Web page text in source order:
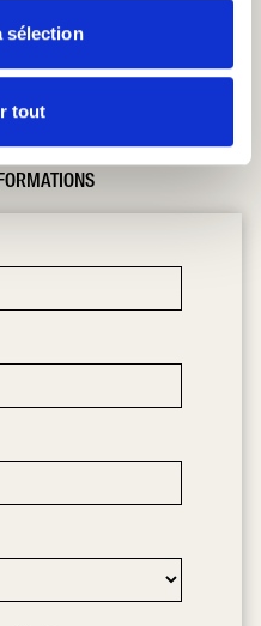
sélection
tout